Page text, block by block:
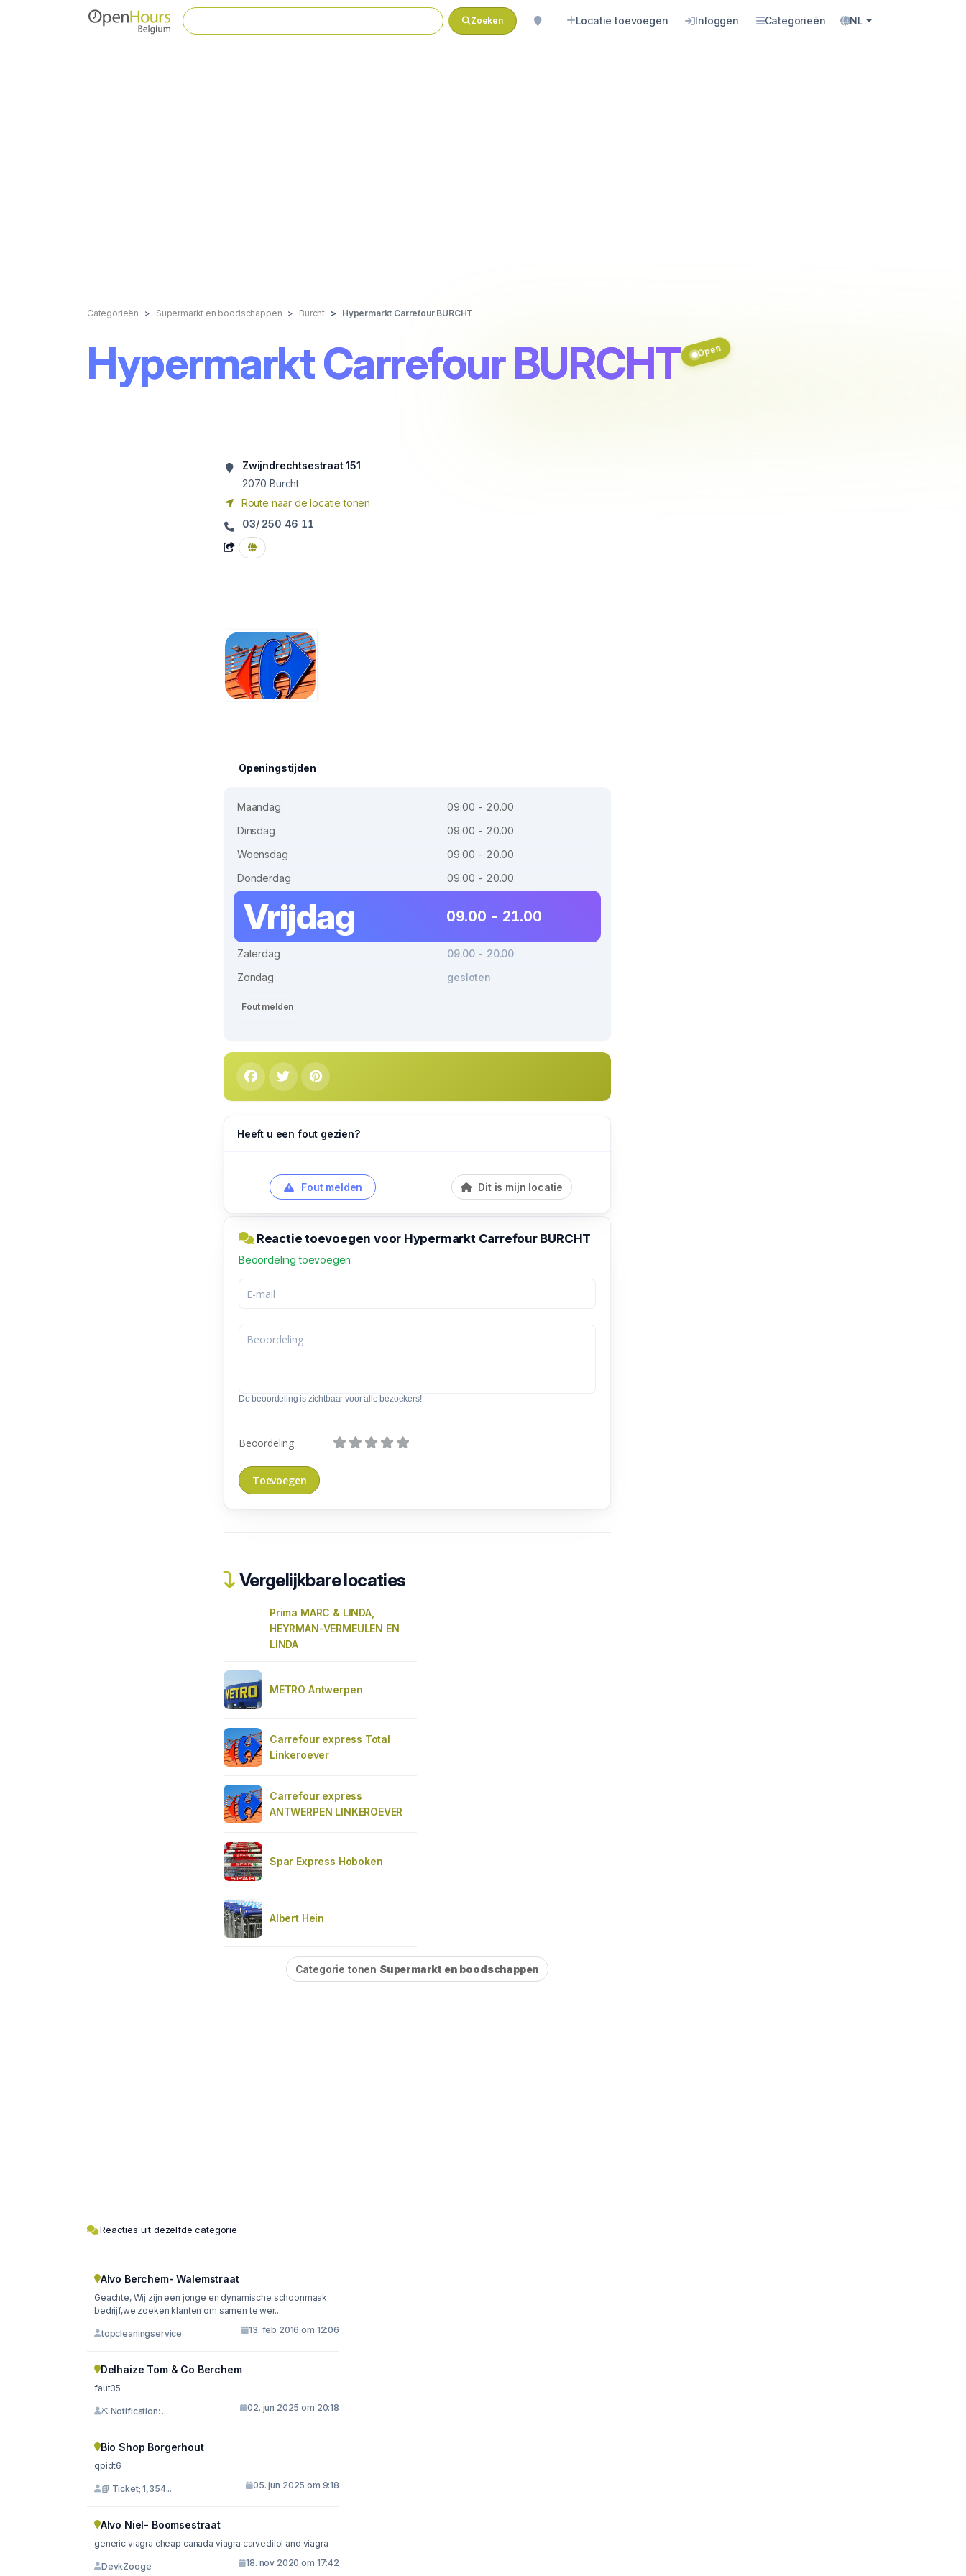
Zoeken Locatie toevoegen Inloggen Categorieën NL
Categorieën Supermarkt en boodschappen Burcht Hypermarkt Carrefour BURCHT
Hypermarkt Carrefour BURCHT Open
Zwijndrechtsestraat 151
2070 Burcht
Route naar de locatie tonen
03/ 250 46 11
Openingstijden
Maandag
09.00 - 20.00
Dinsdag
09.00 - 20.00
Woensdag
09.00 - 20.00
Donderdag
09.00 - 20.00
Vrijdag 09.00 - 21.00
Zaterdag
09.00 - 20.00
Zondag
gesloten
Fout melden
Heeft u een fout gezien?
Fout melden Dit is mijn locatie
Reactie toevoegen voor Hypermarkt Carrefour BURCHT
Beoordeling toevoegen
De beoordeling is zichtbaar voor alle bezoekers!
Beoordeling
Vergelijkbare locaties
Prima MARC & LINDA,
HEYRMAN-VERMEULEN EN
LINDA
METRO Antwerpen
Carrefour express Total
Linkeroever
Carrefour express
ANTWERPEN LINKEROEVER
Spar Express Hoboken
Albert Hein
Categorie tonen Supermarkt en boodschappen
Reacties uit dezelfde categorie
Alvo Berchem- Walemstraat
Geachte, Wij zijn een jonge en dynamische schoonmaak
bedrijf,we zoeken klanten om samen te wer...
topcleaningservice 13. feb 2016 om 12:06
Delhaize Tom & Co Berchem
faut35
⛏ Notification: ... 02. jun 2025 om 20:18
Bio Shop Borgerhout
qpidt6
📘 Ticket; 1,354... 05. jun 2025 om 9:18
Alvo Niel- Boomsestraat
generic viagra cheap canada viagra carvedilol and viagra
DevkZooge 18. nov 2020 om 17:42